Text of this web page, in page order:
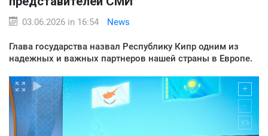
03.06.2026 in 16:54 News
Глава государства назвал Республику Кипр одним из
надежных и важных партнеров нашей страны в Европе.